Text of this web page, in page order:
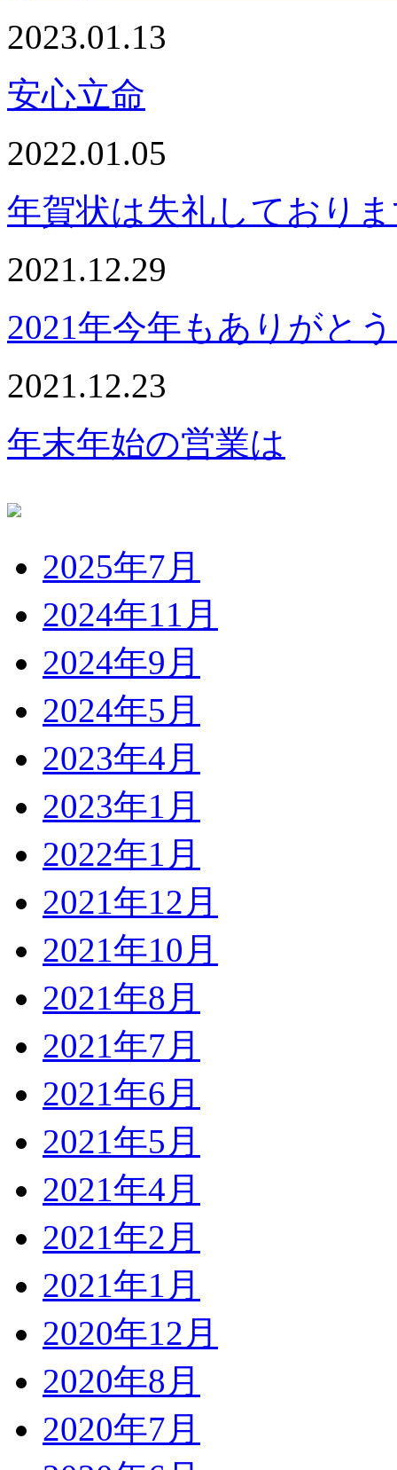
2023.01.13
安心立命
2022.01.05
年賀状は失礼しており
2021.12.29
2021年今年もありがと
2021.12.23
年末年始の営業は
2025年7月
2024年11月
2024年9月
2024年5月
2023年4月
2023年1月
2022年1月
2021年12月
2021年10月
2021年8月
2021年7月
2021年6月
2021年5月
2021年4月
2021年2月
2021年1月
2020年12月
2020年8月
2020年7月